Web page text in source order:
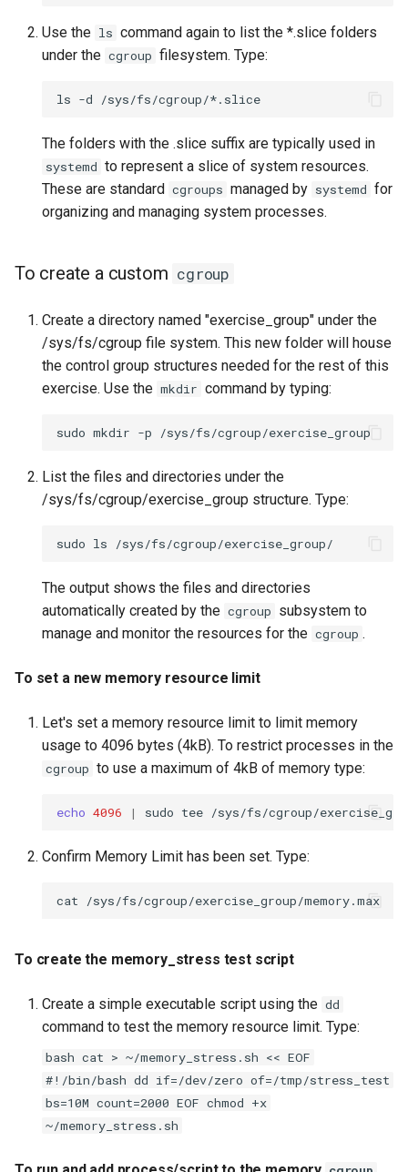
Use the ls command again to list the *.slice folders
under the cgroup filesystem. Type:
ls -d
The folders with the .slice suffix are typically used in
systemd to represent a slice of system resources.
These are standard cgroups managed by systemd for
organizing and managing system processes.
To create a custom cgroup
Create a directory named "exercise_group" under the
/sys/fs/cgroup file system. This new folder will house
the control group structures needed for the rest of this
exercise. Use the mkdir command by typing:
sudo mkdir -p
List the files and directories under the
/sys/fs/cgroup/exercise_group structure. Type:
sudo ls
The output shows the files and directories
automatically created by the cgroup subsystem to
manage and monitor the resources for the cgroup .
To set a new memory resource limit
Let's set a memory resource limit to limit memory
usage to 4096 bytes (4kB). To restrict processes in the
cgroup to use a maximum of 4kB of memory type:
echo 4096 | sudo tee
Confirm Memory Limit has been set. Type:
cat
To create the memory_stress test script
Create a simple executable script using the dd
command to test the memory resource limit. Type:
bash cat > ~/memory_stress.sh << EOF
#!/bin/bash dd if=/dev/zero of=/tmp/stress_test
bs=10M count=2000 EOF chmod +x
~/memory_stress.sh